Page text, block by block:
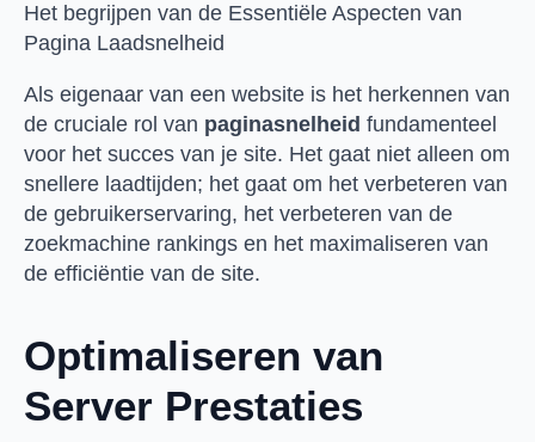
Het begrijpen van de Essentiële Aspecten van
Pagina Laadsnelheid
Als eigenaar van een website is het herkennen van
de cruciale rol van paginasnelheid fundamenteel
voor het succes van je site. Het gaat niet alleen om
snellere laadtijden; het gaat om het verbeteren van
de gebruikerservaring, het verbeteren van de
zoekmachine rankings en het maximaliseren van
de efficiëntie van de site.
Optimaliseren van
Server Prestaties